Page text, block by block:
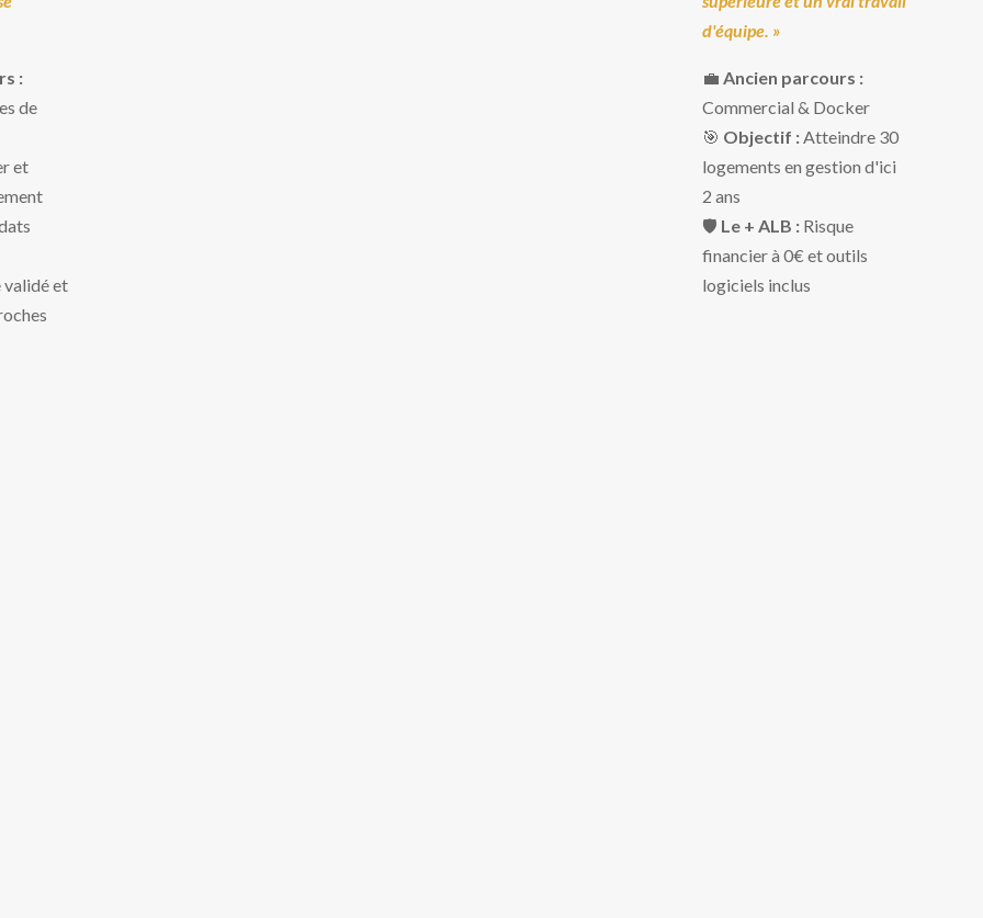
:
de
et
validé et
d'équipe . »
💼 Ancien parcours :
Commercial & Docker
🎯 Objectif : Atteindre 30
logements en gestion d'ici
2 ans
🛡️ Le + ALB : Risque
financier à 0€ et outils
logiciels inclus